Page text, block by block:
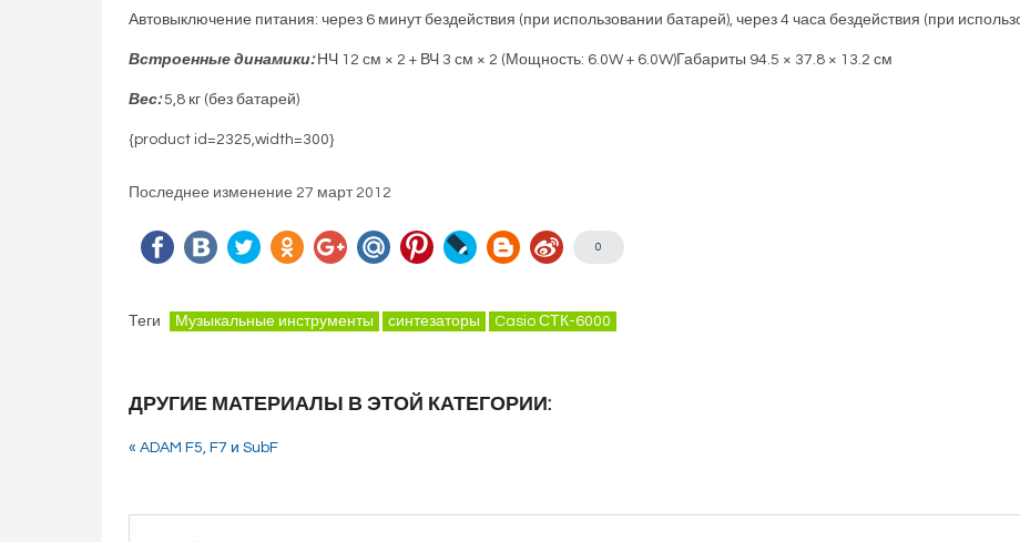
Автовыключение питания: через 6 минут бездействия (при использовании батарей), через 4 часа бездействия (при
Встроенные динамики:НЧ 12 см × 2 + ВЧ 3 см × 2 (Мощность: 6.0W + 6.0W)Габариты 94.5 × 37.8 × 13.2 см
Вес:5,8 кг (без батарей)
{product id=2325,width=300}
Последнее изменение 27 март 2012
0
Теги Музыкальные инструменты синтезаторы Casio СТК-6000
ДРУГИЕ МАТЕРИАЛЫ В ЭТОЙ КАТЕГОРИИ:
« ADAM F5, F7 и SubF